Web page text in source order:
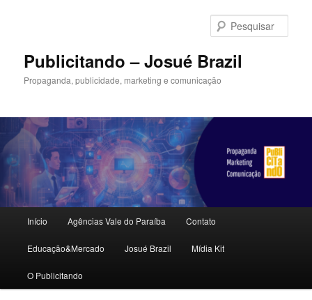
principal
secundárioPublicitando – Josué Brazil
Propaganda, publicidade, marketing e comunicação
principal
Início Agências Vale do Paraíba Contato
Educação&Mercado Josué Brazil Mídia Kit
O Publicitando